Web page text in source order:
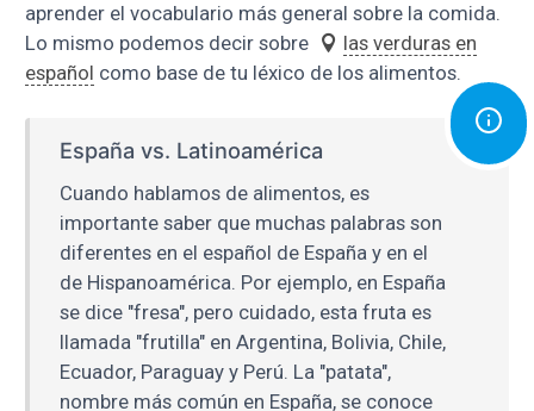
aprender el vocabulario más general sobre la comida.
Lo mismo podemos decir sobre
las verduras en
español como base de tu léxico de los alimentos.
España vs. Latinoamérica
Cuando hablamos de alimentos, es
importante saber que muchas palabras son
diferentes en el español de España y en el
de Hispanoamérica. Por ejemplo, en España
se dice "fresa", pero cuidado, esta fruta es
llamada "frutilla" en Argentina, Bolivia, Chile,
Ecuador, Paraguay y Perú. La "patata",
nombre más común en España, se conoce